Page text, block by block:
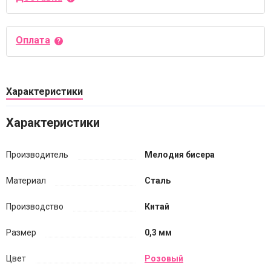
Оплата
Характеристики
Характеристики
Производитель Мелодия бисера
Материал Сталь
Производство Китай
Размер 0,3 мм
Цвет Розовый